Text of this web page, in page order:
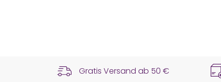
Gratis Versand ab 50 €